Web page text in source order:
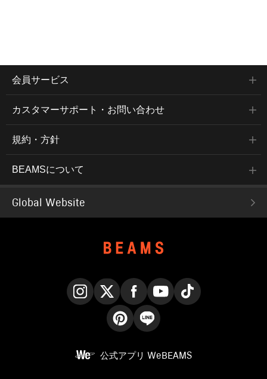
会員サービス
カスタマーサポート・お問い合わせ
規約・方針
BEAMSについて
Global Website
公式アプリ WeBEAMS